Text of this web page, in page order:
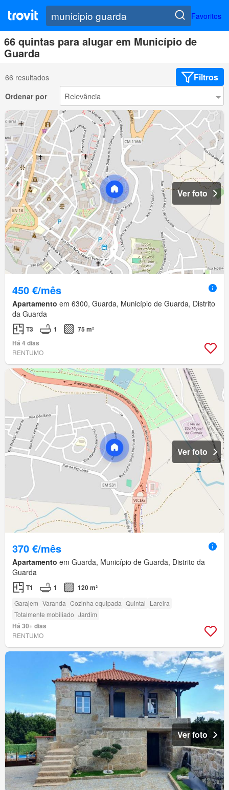
Favoritos
66 quintas para alugar em Município de
Guarda
66 resultados Filtros
Ordenar por
Ver foto
450 €/mês
Apartamento em 6300, Guarda, Município de Guarda, Distrito
da Guarda
T3 1
75 m²
Há 4 dias
RENTUMO
Ver foto
370 €/mês
Apartamento em Guarda, Município de Guarda, Distrito da
Guarda
T1 1 120 m²
Garajem Varanda Cozinha equipada Quintal Lareira
Totalmente mobiliado Jardim
Há 30+ dias
RENTUMO
Ver foto